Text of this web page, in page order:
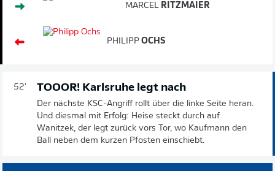
MARCEL RITZMAIER
PHILIPP OCHS
52' TOOOR! Karlsruhe legt nach
Der nächste KSC-Angriff rollt über die linke Seite heran.
Und diesmal mit Erfolg: Heise steckt durch auf
Wanitzek, der legt zurück vors Tor, wo Kaufmann den
Ball neben dem kurzen Pfosten einschiebt.